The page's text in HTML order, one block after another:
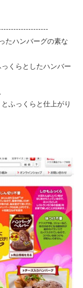
たハンバーグの素な
くらとしたハンバー
ふっくらと仕上がり